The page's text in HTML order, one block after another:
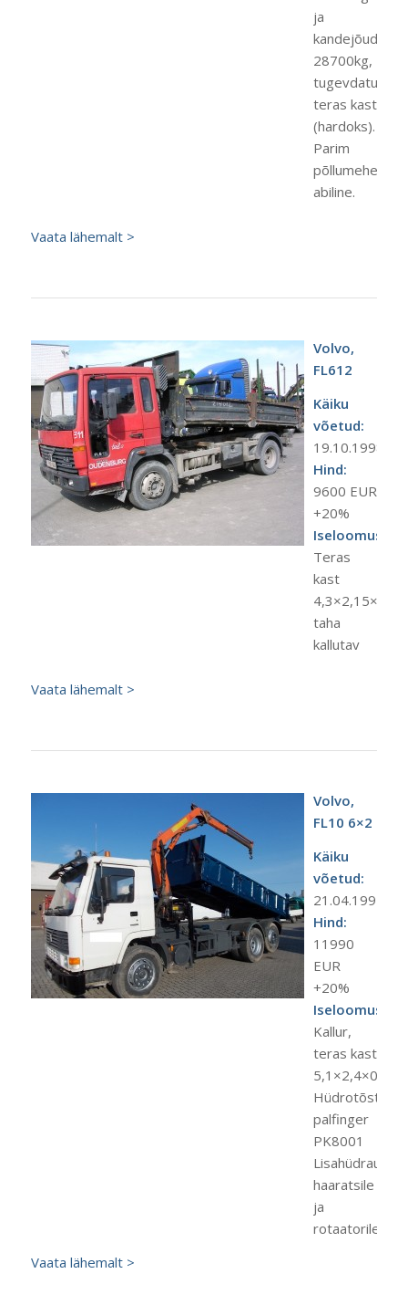
ja
kandejõud
28700kg,
tugevdatud
teras kast
(hardoks).
Parim
põllumehe
abiline.
Vaata lähemalt >
Volvo,
FL612
Käiku
võetud:
19.10.1998.a.
Hind:
9600 EUR
+20%
Iseloomustus:
Teras
kast
4,3×2,15×0,45
taha
kallutav
Vaata lähemalt >
Volvo,
FL10 6×2
Käiku
võetud:
21.04.1995
Hind:
11990
EUR
+20%
Iseloomustus:
Kallur,
teras kast
5,1×2,4×0,6
Hüdrotõstuk
palfinger
PK8001
Lisahüdraulika
haaratsile
ja
rotaatorile
Vaata lähemalt >